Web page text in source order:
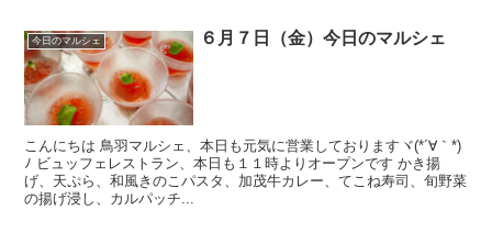
今日のマルシェ ６月７日（金）今日のマルシェ
こんにちは 鳥羽マルシェ、本日も元気に営業しておりますヾ(*´∀｀*)
ﾉ ビュッフェレストラン、本日も１１時よりオープンです かき揚
げ、天ぷら、和風きのこパスタ、加茂牛カレー、てこね寿司、旬野菜
の揚げ浸し、カルパッチ...